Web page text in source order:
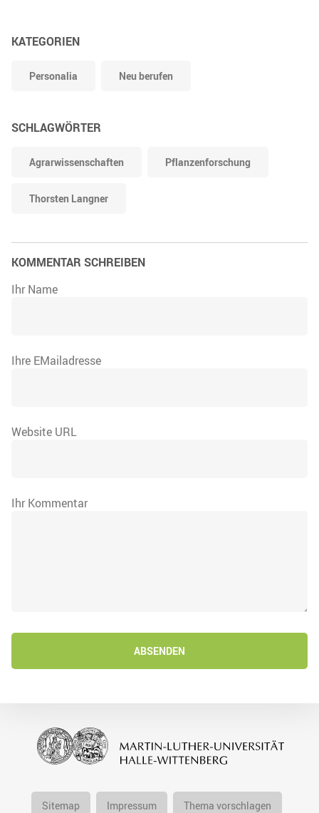
KATEGORIEN
Personalia Neu berufen
SCHLAGWÖRTER
Agrarwissenschaften Pflanzenforschung
Thorsten Langner
KOMMENTAR SCHREIBEN
Ihr Name
Ihre EMailadresse
Website URL
Ihr Kommentar
ABSENDEN
Sitemap Impressum Thema vorschlagen